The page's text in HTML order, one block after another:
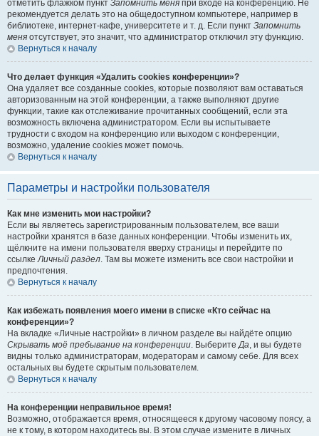
отметить флажком пункт Запомнить меня при входе на конференцию. Не
рекомендуется делать это на общедоступном компьютере, например в
библиотеке, интернет-кафе, университете и т. д. Если пункт Запомнить
меня отсутствует, это значит, что администратор отключил эту функцию.
Вернуться к началу
Что делает функция «Удалить cookies конференции»?
Она удаляет все созданные cookies, которые позволяют вам оставаться
авторизованным на этой конференции, а также выполняют другие
функции, такие как отслеживание прочитанных сообщений, если эта
возможность включена администратором. Если вы испытываете
трудности с входом на конференцию или выходом с конференции,
возможно, удаление cookies может помочь.
Вернуться к началу
Параметры и настройки пользователя
Как мне изменить мои настройки?
Если вы являетесь зарегистрированным пользователем, все ваши
настройки хранятся в базе данных конференции. Чтобы изменить их,
щёлкните на имени пользователя вверху страницы и перейдите по
ссылкеЛичный раздел. Там вы можете изменить все свои настройки и
предпочтения.
Вернуться к началу
Как избежать появления моего имени в списке «Кто сейчас на
конференции»?
На вкладке «Личные настройки» в личном разделе вы найдёте опцию
Скрывать моё пребывание на конференции. ВыберитеДа, и вы будете
видны только администраторам, модераторам и самому себе. Для всех
остальных вы будете скрытым пользователем.
Вернуться к началу
На конференции неправильное время!
Возможно, отображается время, относящееся к другому часовому поясу, а
не к тому, в котором находитесь вы. В этом случае измените в личных